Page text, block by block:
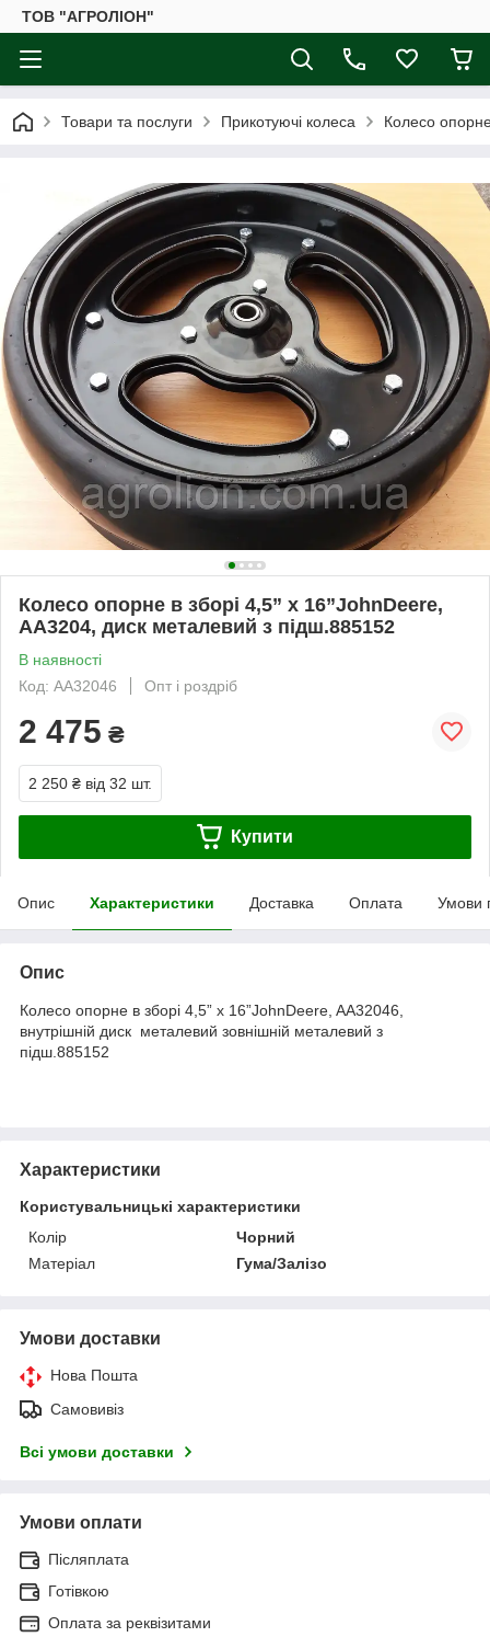
ТОВ "АГРОЛІОН"
Товари та послуги Прикотуючі колеса Колесо
Колесо опорне в зборі 4,5” x 16”JohnDeere,
AA3204, диск металевий з підш.885152
В наявності
Код: AA32046
Опт і роздріб
2 475 ₴
2 250 ₴ від 32 шт.
Купити
Опис Характеристики Доставка Оплата Умови
Опис
Колесо опорне в зборі 4,5” x 16”JohnDeere, AA32046,
внутрішній диск металевий зовнішній металевий з
підш.885152
Характеристики
Користувальницькі характеристики
Колір
Чорний
Матеріал
Гума/Залізо
Умови доставки
Нова Пошта
Самовивіз
Всі умови доставки
Умови оплати
Післяплата
Готівкою
Оплата за реквізитами